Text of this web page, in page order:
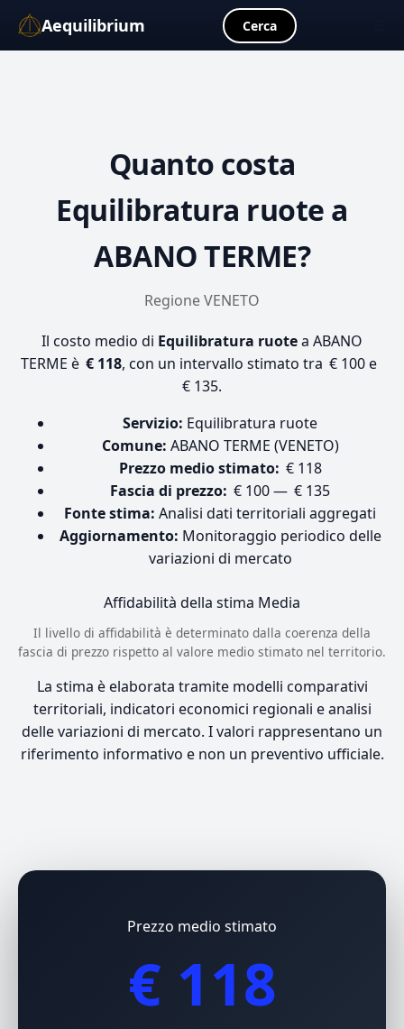
Aequilibrium Cerca
Quanto costa
Equilibratura ruote a
ABANO TERME?
Regione VENETO
Il costo medio di Equilibratura ruotea ABANO
TERME è € 118, con un intervallo stimato tra € 100 e
€ 135.
Servizio: Equilibratura ruote
Comune: ABANO TERME (VENETO)
Prezzo medio stimato: € 118
Fascia di prezzo: € 100 — € 135
Fonte stima: Analisi dati territoriali aggregati
Aggiornamento: Monitoraggio periodico delle
variazioni di mercato
Affidabilità della stima Media
Il livello di affidabilità è determinato dalla coerenza della
fascia di prezzo rispetto al valore medio stimato nel territorio.
La stima è elaborata tramite modelli comparativi
territoriali, indicatori economici regionali e analisi
delle variazioni di mercato. I valori rappresentano un
riferimento informativo e non un preventivo ufficiale.
Prezzo medio stimato
€ 118